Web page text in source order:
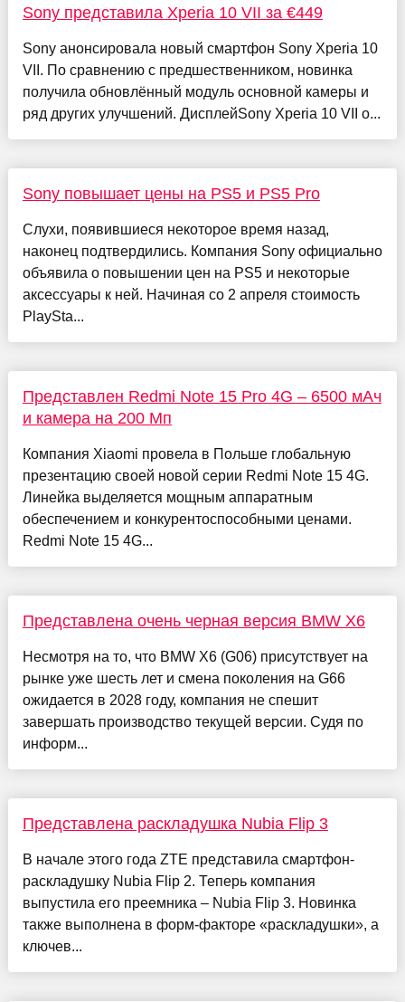
Sony представила Xperia 10 VII за €449
Sony анонсировала новый смартфон Sony Xperia 10
VII. По сравнению с предшественником, новинка
получила обновлённый модуль основной камеры и
ряд других улучшений. ДисплейSony Xperia 10 VII о...
Sony повышает цены на PS5 и PS5 Pro
Слухи, появившиеся некоторое время назад,
наконец подтвердились. Компания Sony официально
объявила о повышении цен на PS5 и некоторые
аксессуары к ней. Начиная со 2 апреля стоимость
PlaySta...
Представлен Redmi Note 15 Pro 4G – 6500 мАч
и камера на 200 Мп
Компания Xiaomi провела в Польше глобальную
презентацию своей новой серии Redmi Note 15 4G.
Линейка выделяется мощным аппаратным
обеспечением и конкурентоспособными ценами.
Redmi Note 15 4G...
Представлена очень черная версия BMW X6
Несмотря на то, что BMW X6 (G06) присутствует на
рынке уже шесть лет и смена поколения на G66
ожидается в 2028 году, компания не спешит
завершать производство текущей версии. Судя по
информ...
Представлена раскладушка Nubia Flip 3
В начале этого года ZTE представила смартфон-
раскладушку Nubia Flip 2. Теперь компания
выпустила его преемника – Nubia Flip 3. Новинка
также выполнена в форм-факторе «раскладушки», а
ключев...